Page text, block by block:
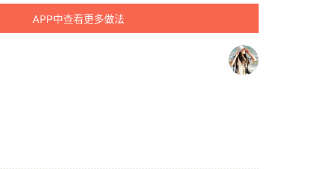
APP中查看更多做法